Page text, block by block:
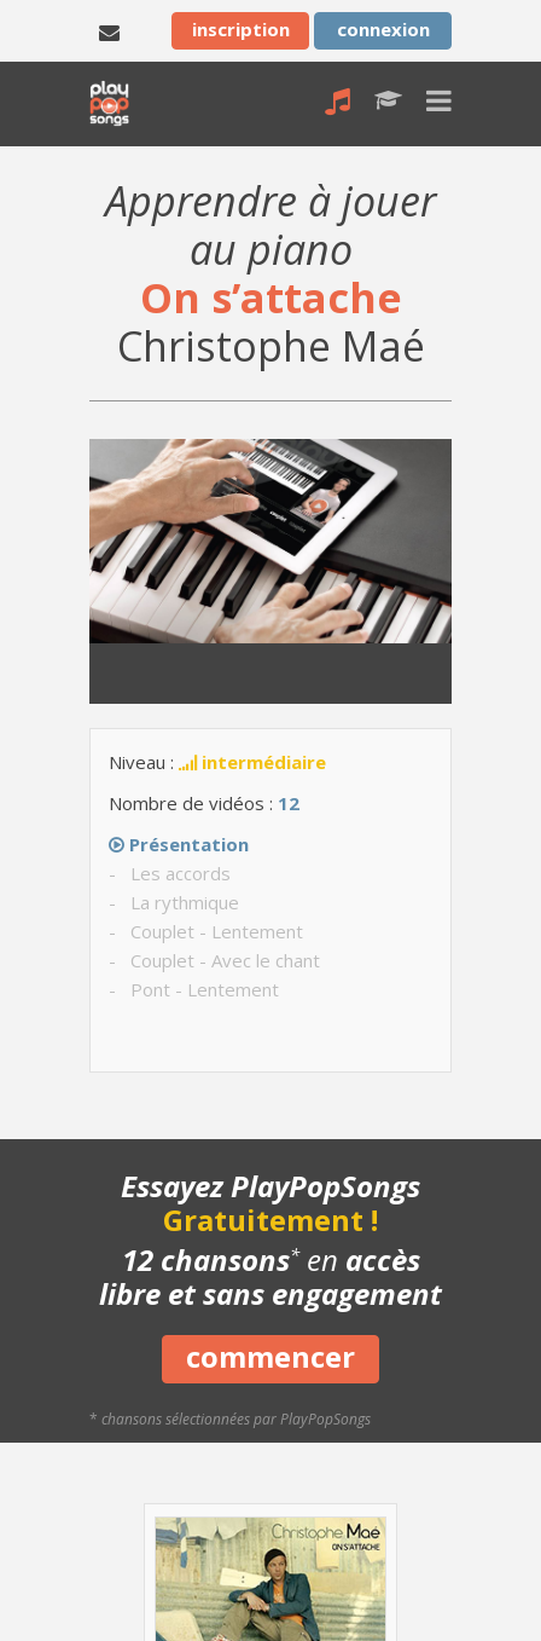
inscription connexion
Apprendre à jouer
au piano
On s’attache
Christophe Maé
Niveau :
intermédiaire
Nombre de vidéos : 12
Présentation
- Les accords
- La rythmique
- Couplet - Lentement
- Couplet - Avec le chant
- Pont - Lentement
- Refrain - Avec le chant
- Chanson complète
Essayez PlayPopSongs
Gratuitement !
12 chansons*en accès
libre et sans engagement
commencer
* chansons sélectionnées par PlayPopSongs